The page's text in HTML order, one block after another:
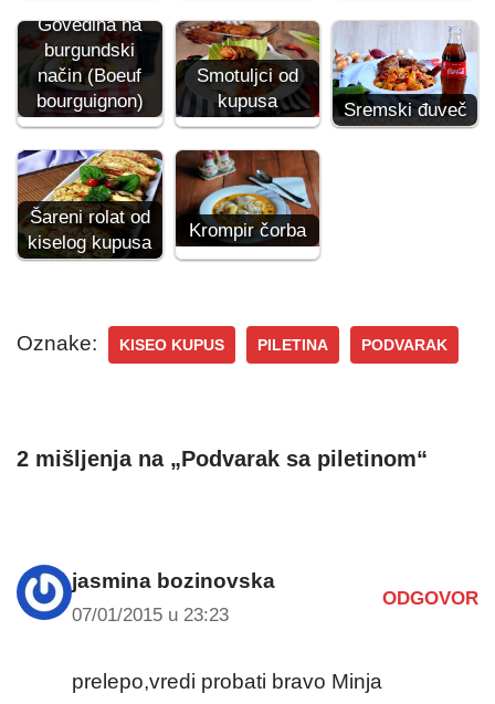
Govedina na
burgundski
način (Boeuf
bourguignon)
Smotuljci od
kupusa
Sremski đuveč
Šareni rolat od
kiselog kupusa
Krompir čorba
Oznake: KISEO KUPUS PILETINA PODVARAK
2 mišljenja na „Podvarak sa piletinom“
jasmina bozinovska
07/01/2015 u 23:23
ODGOVOR
prelepo,vredi probati bravo Minja